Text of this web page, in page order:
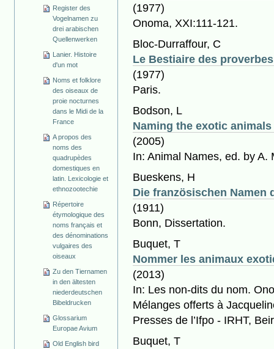
Register des
Vogelnamen zu
drei arabischen
Quellenwerken
Lanier. Histoire
d'un mot
Noms et folklore
des oiseaux de
proie nocturnes
dans le Midi de la
France
A propos des
noms des
quadrupèdes
domestiques en
latin. Lexicologie et
ethnozootechie
Répertoire
étymologique des
noms français et
des dénominations
vulgaires des
oiseaux
Zu den Tiernamen
in den ältesten
niederdeutschen
Bibeldrucken
Glossarium
Europae Avium
Old English bird
(1977)
Onoma, XXI:111-121.
Bloc-Durraffour, C
Le Bestiaire des
(1977)
Paris.
Bodson, L
Naming the exotic
(2005)
In: Animal Names, ed. by
Bueskens, H
Die französischen Namen
(1911)
Bonn, Dissertation.
Buquet, T
Nommer les animaux
(2013)
In: Les non-dits du nom.
Mélanges offerts à
Presses de l’Ifpo - IRHT,
Buquet, T